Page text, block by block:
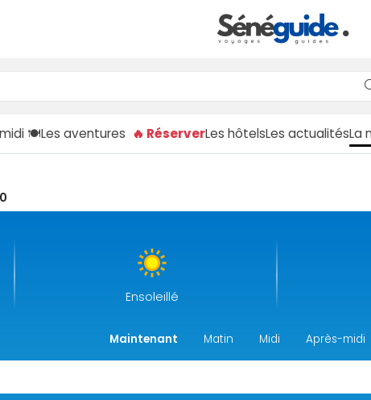
🍽️Les aventures 🔥 RéserverLes hôtelsLes actualitésLa
Ensoleillé
Maintenant Matin Midi Après-midi